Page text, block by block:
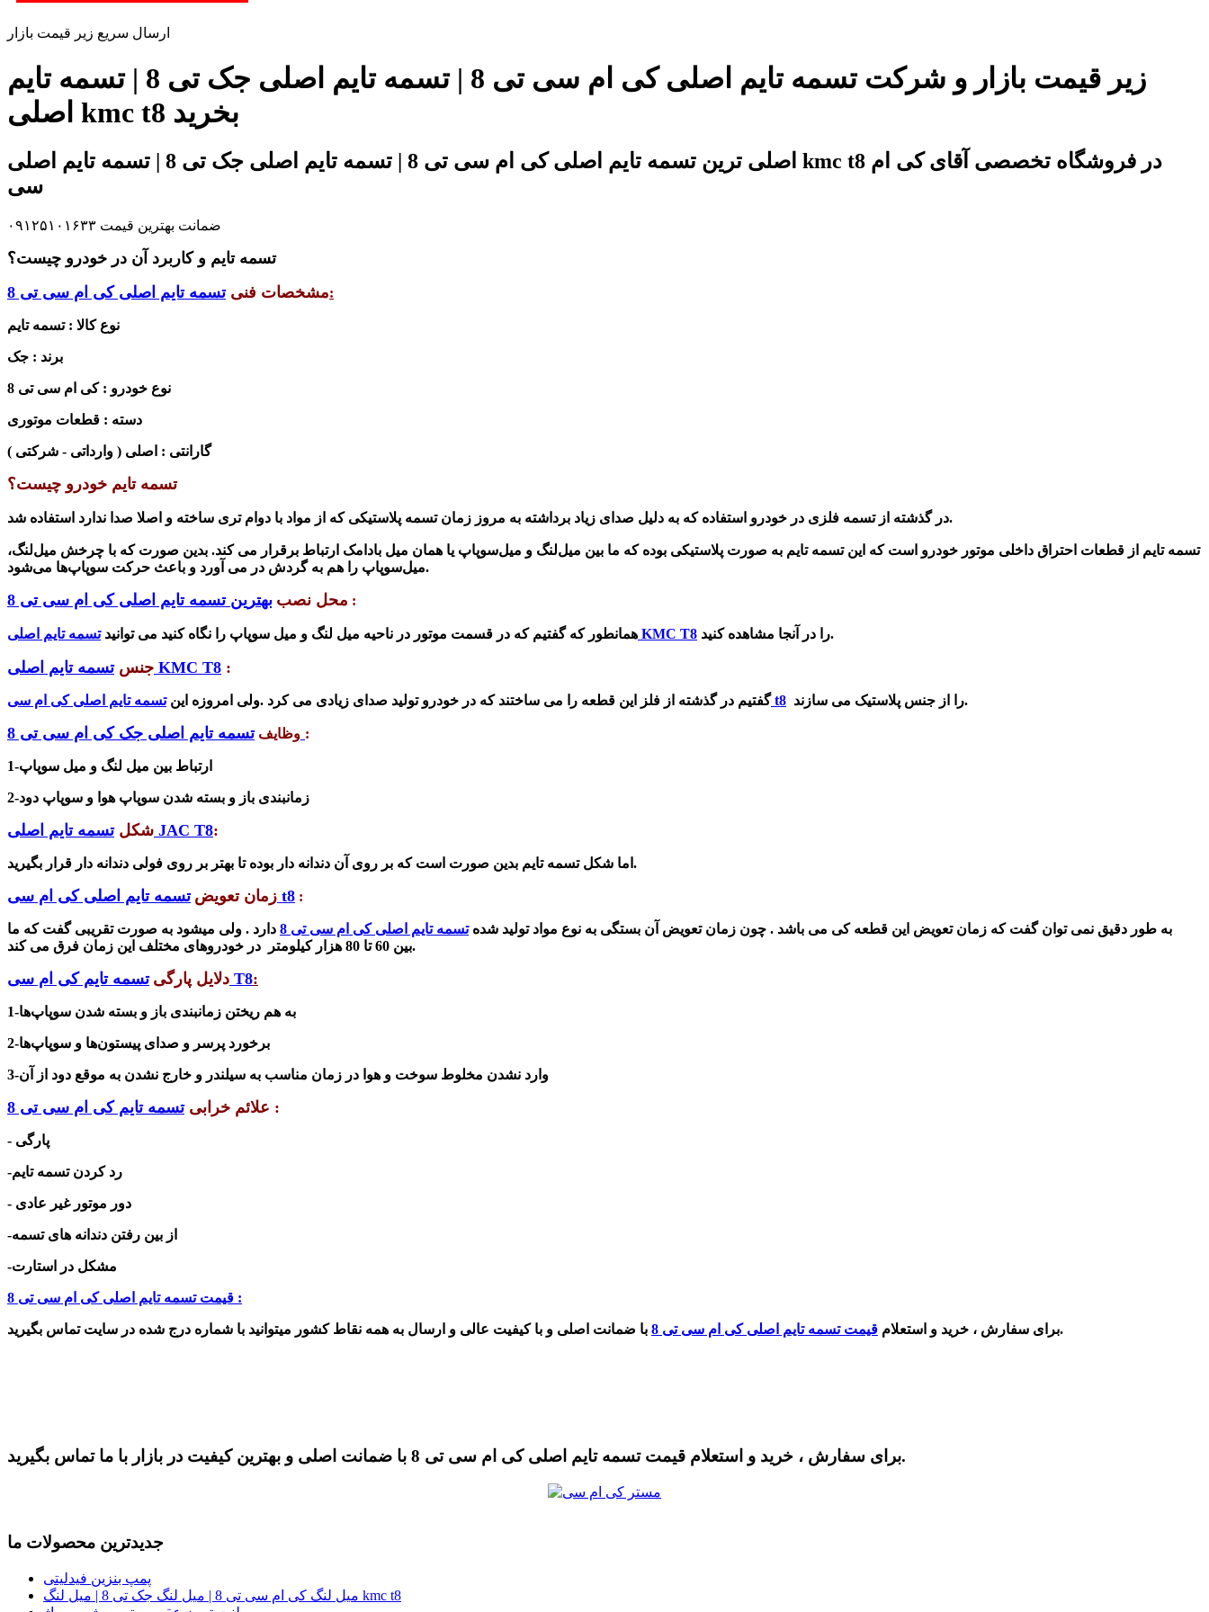
ارسال سریع زیر قیمت بازار
زیر قیمت بازار و شرکت تسمه تایم اصلی کی ام سی تی 8 | تسمه تایم اصلی جک تی 8 | تسمه تایم
اصلی kmc t8 بخرید
اصلی ترین تسمه تایم اصلی کی ام سی تی 8 | تسمه تایم اصلی جک تی 8 | تسمه تایم اصلی kmc t8 در فروشگاه تخصصی آقای کی ام
سی
ضمانت بهترین قیمت ۰۹۱۲۵۱۰۱۶۳۳
تسمه تایم و کاربرد آن در خودرو چیست؟
مشخصات فنی تسمه تایم اصلی کی ام سی تی 8 :
نوع خودرو : کی ام سی تی 8
گارانتی : اصلی ( وارداتی - شرکتی )
تسمه تایم خودرو چیست؟
در گذشته از تسمه فلزی در خودرو استفاده که به دلیل صدای زیاد برداشته به مروز زمان تسمه پلاستیکی که از مواد با دوام تری ساخته و اصلا صدا ندارد استفاده شد.
تسمه تایم از قطعات احتراق داخلی موتور خودرو است که اینتسمه تایم به صورت پلاستیکی بوده که ما بین میل‌لنگ و میل‌سوپاپ یا همان میل بادامک ارتباط برقرار می کند. بدین صورت که با چرخش میل‌لنگ،
میل‌سوپاپ را هم به گردش در می آورد و باعث حرکت سوپاپ‌ها می‌شود.
محل نصب بهترین تسمه تایم اصلی کی ام سی تی 8 :
همانطور که گفتیم که در قسمت موتور در ناحیه میل لنگ و میل سوپاپ را نگاه کنید می توانید تسمه تایم اصلی KMC T8 را در آنجا مشاهده کنید.
جنس تسمه تایم اصلی KMC T8 :
گفتیم در گذشته از فلز این قطعه را می ساختند که در خودرو تولید صدای زیادی می کرد .ولی امروزه این تسمه تایم اصلی کی ام سی t8 را از جنس پلاستیک می سازند.
وظایف :
2-زمانبندی باز و بسته شدن سوپاپ هوا و سوپاپ دود
شکل تسمه تایم اصلی JAC T8:
اما شکل تسمه تایم بدین صورت است که بر روی آن دندانه دار بوده تا بهتر بر روی فولی دندانه دار قرار بگیرید.
زمان تعویض تسمه تایم اصلی کی ام سی t8 :
به طور دقیق نمی توان گفت که زمان تعویض این قطعه کی می باشد . چون زمان تعویض آن بستگی به نوع مواد تولید شدهتسمه تایم اصلی کی ام سی تی 8
دارد . ولی میشود به صورت تقریبی گفت که ما
بین 60 تا 80 هزار کیلومتر در خودروهای مختلف این زمان فرق می کند.
دلایل پارگی تسمه تایم کی ام سی T8:
1-به هم ریختن زمانبندی باز و بسته شدن سوپاپ‌ها
2-برخورد پرسر و صدای پیستون‌ها و سوپاپ‌ها
علائم خرابیتسمه تایم کی ام سی تی 8 :
قیمت تسمه تایم اصلی کی ام سی تی 8 :
برای سفارش ، خرید و استعلام قیمت تسمه تایم اصلی کی ام سی تی 8 با ضمانت اصلی و با کیفیت عالی و ارسال به همه نقاط کشور میتوانید با شماره درج شده در سایت تماس بگیرید.
برای سفارش ، خرید و استعلام قیمت تسمه تایم اصلی کی ام سی تی 8 با ضمانت اصلی و بهترین کیفیت در بازار با ما تماس بگیرید.
جدیدترین محصولات ما
پمپ بنزین فیدلیتی
میل لنگ کی ام سی تی 8 | میل لنگ جک تی 8 | میل لنگ kmc t8